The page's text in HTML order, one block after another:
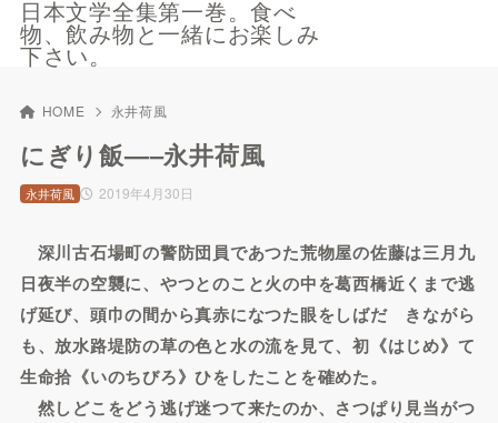
日本文学全集第一巻。食べ
物、飲み物と一緒にお楽しみ
下さい。
HOME 永井荷風
にぎり飯—–永井荷風
2019年4月30日
永井荷風
深川古石場町の警防団員であつた荒物屋の佐藤は三月九
日夜半の空襲に、やつとのこと火の中を葛西橋近くまで逃
げ延び、頭巾の間から真赤になつた眼をしばだゝきながら
も、放水路堤防の草の色と水の流を見て、初《はじめ》て
生命拾《いのちびろ》ひをしたことを確めた。
然しどこをどう逃げ迷つて来たのか、さつぱり見当がつ